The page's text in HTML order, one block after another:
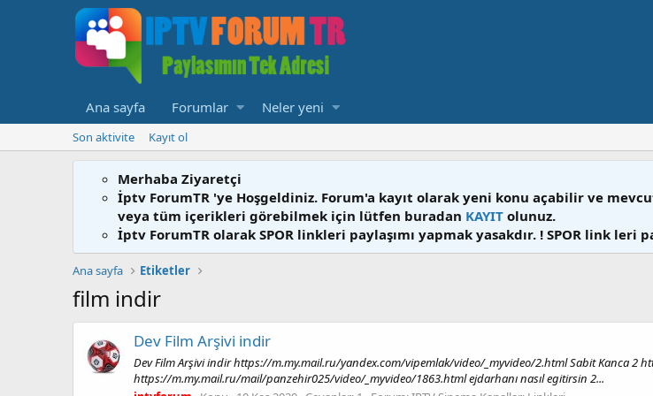
Ana sayfa Forumlar Neler yeni
Son aktivite Kayıt ol
Merhaba Ziyaretçi
İptv ForumTR 'ye Hoşgeldiniz. Forum'a kayıt olarak yeni konu açabilir ve
veya tüm içerikleri görebilmek için lütfen buradan KAYIT olunuz.
İptv ForumTR olarak SPOR linkleri paylaşımı yapmak yasakdır. ! SPOR link
Ana sayfa Etiketler
film indir
Dev Film Arşivi indir
Dev Film Arşivi indir https://m.my.mail.ru/yandex.com/vipemlak/video/_myvideo/2.html Sabit Kanca 2
https://m.my.mail.ru/mail/panzehir025/video/_myvideo/1863.html ejdarhanı nasıl egitirsin 2...